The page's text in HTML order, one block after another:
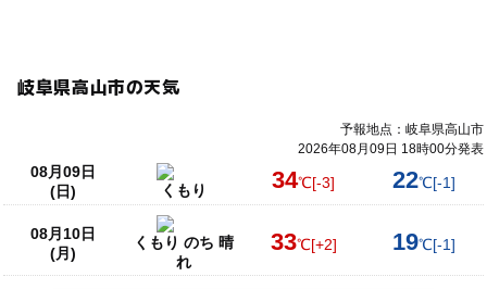
岐阜県高山市の天気
予報地点：岐阜県高山市
2026年08月09日 18時00分発表
08月09日
(日)
くもり 34℃[-3] 22℃[-1]
08月10日
(月)
くもり のち 晴
れ
33℃[+2] 19℃[-1]